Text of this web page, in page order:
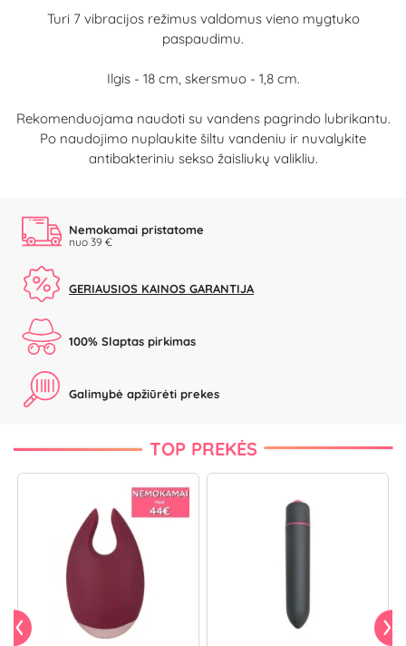
Turi 7 vibracijos režimus valdomus vieno mygtuko
paspaudimu.
Ilgis - 18 cm, skersmuo - 1,8 cm.
Rekomenduojama naudoti su vandens pagrindo lubrikantu.
Po naudojimo nuplaukite šiltu vandeniu ir nuvalykite
antibakteriniu sekso žaisliukų valikliu.
Nemokamai pristatome
nuo 39 €
GERIAUSIOS KAINOS GARANTIJA
100% Slaptas pirkimas
Galimybė apžiūrėti prekes
TOP PREKĖS